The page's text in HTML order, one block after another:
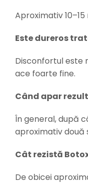
Aproximativ
Este dureros
Disconfortul este
ace foarte fine.
Când apar
În general, după
aproximativ două
Cât rezistă
De obicei